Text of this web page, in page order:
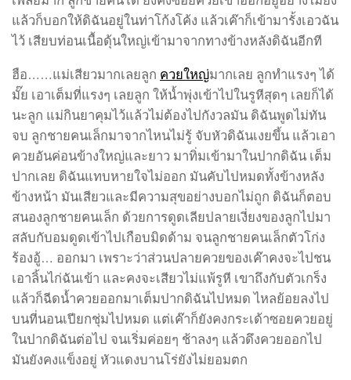
แล้วก็บอกให้ดิฉันอยู่ในท่าโก้งโค้ง แล้วเค๊าก็เข้ามารั้งเอวฉัน
ไว้ เสียบท่อนเนื้อดุ้นใหญ่เข้ามาจากทางข้างหลังดิฉันอีกที
ฮือ……แม่เสียวมากเลยลูก ควยใหญ่มากเลย ลูกทำแรงๆ ได้
มั๊ย เอาเต็มที่แรงๆ เลยลูก ให้น้ำพุ่งเข้าไปในรูหีสุดๆ เลยก็ได้
นะลูก แม่กินยาคุมไว้แล้วไม่ต้องไปกังวลมัน ดิฉันพูดไม่ทัน
จบ ลูกชายคนเล็กมาจากไหนไม่รู้ จับหัวดิฉันเงยขึ้น แล้วเอา
ควยอันค่อนข้างใหญ่และยาว มาทิ่มเข้ามาในปากดิฉัน เต็ม
ปากเลย ดิฉันแทบหายใจไม่ออก มันคับไปหมดทั้งข้างหลัง
ข้างหน้า มันเสียวและมีความสุขอย่างบอกไม่ถูก ดิฉันก็ตอบ
สนองลูกชายคนเล็ก ด้วยการดูดเลียปลายเงี่ยงของลูกไปมา
สลับกับอมดูดเข้าไปเกือบมิดด้าม จนลูกชายคนเล็กตัวโก่ง
ร้องอู้… ออกมา เพราะว่าส่วนปลายควยของเค๊าคงจะไปชน
เอาลิ้นไก่ฉันเข้า และคงจะเสียวไม่แพ้รูหี เขาถึงกับตัวเกร็ง
แล้วก็ฉีดน้ำควยออกมาเต็มปากดิฉันไปหมด ไหลย้อยลงไป
บนที่นอนเปียกชุ่มไปหมด แต่เค๊าก็ยังคงกระเด้าซอยควยอยู่
ในปากดิฉันต่อไป จนเริ่มค่อยๆ ช้าลงๆ แล้วดึงควยออกไป
มันยังคงแข็งอยู่ หัวแดงบานโร่ยังไม่ยอมตก